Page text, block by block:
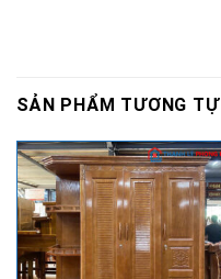
SẢN PHẨM TƯƠNG TỰ